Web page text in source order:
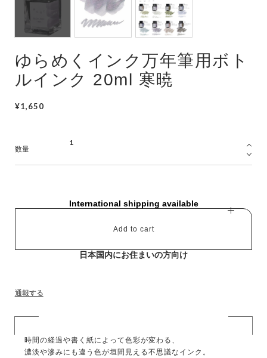
ゆらめくインク万年筆用ボト
ルインク 20ml 寒暁
¥1,650
数量
International shipping available
Add to cart
日本国内にお住まいの方向け
通報する
時間の経過や書く紙によって色彩が変わる、
濃淡や滲みにも違う色が垣間見える不思議なインク。